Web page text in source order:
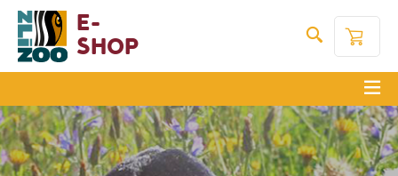
E-
Shop